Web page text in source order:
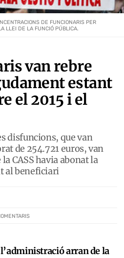
van rebre
estant
el 2015 i el
disfuncions, que van
de 254.721 euros, van
CASS havia abonat la
al beneficiari
DE FUNCIONARIS PER
LLEI DE LA FUNCIÓ PÚBLICA.
arran de la